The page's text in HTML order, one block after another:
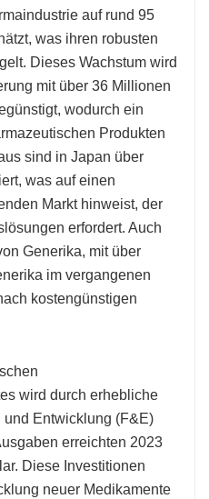
auf rund 95
was ihren robusten
Dieses Wachstum wird
mit über 36 Millionen
wodurch ein
Produkten
sind in Japan über
was auf einen
Markt hinweist, der
erfordert. Auch
Generika, mit über
im vergangenen
kostengünstigen
wird durch erhebliche
und Entwicklung (F&E)
erreichten 2023
Diese Investitionen
neuer Medikamente